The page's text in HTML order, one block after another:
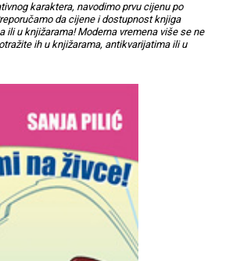
karaktera, navodimo prvu cijenu po
da cijene i dostupnost knjiga
ili u knjižarama! Moderna vremena više se ne
ih u knjižarama, antikvarijatima ili u